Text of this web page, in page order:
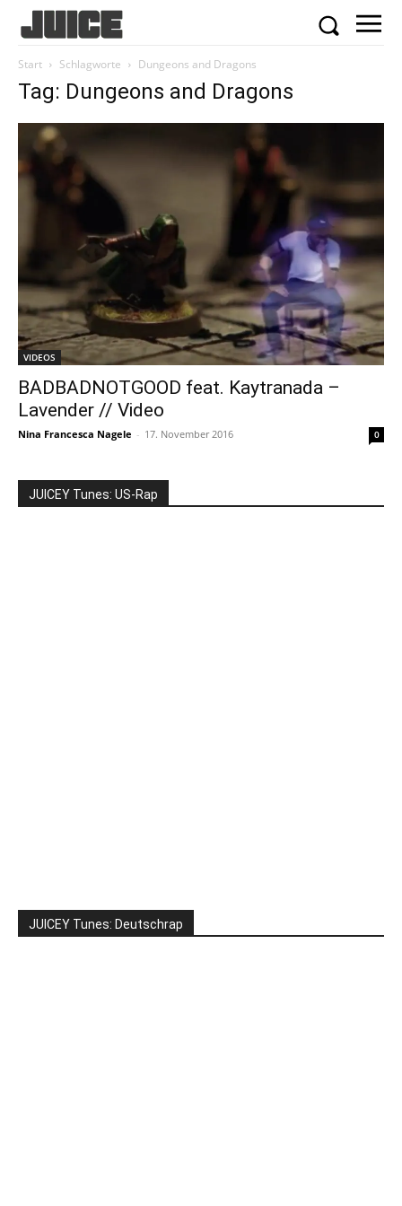
Start Schlagworte Dungeons and Dragons
Tag: Dungeons and Dragons
VIDEOS
BADBADNOTGOOD feat. Kaytranada –
Lavender // Video
Nina Francesca Nagele - 17. November 2016 0
JUICEY Tunes: US-Rap
JUICEY Tunes: Deutschrap